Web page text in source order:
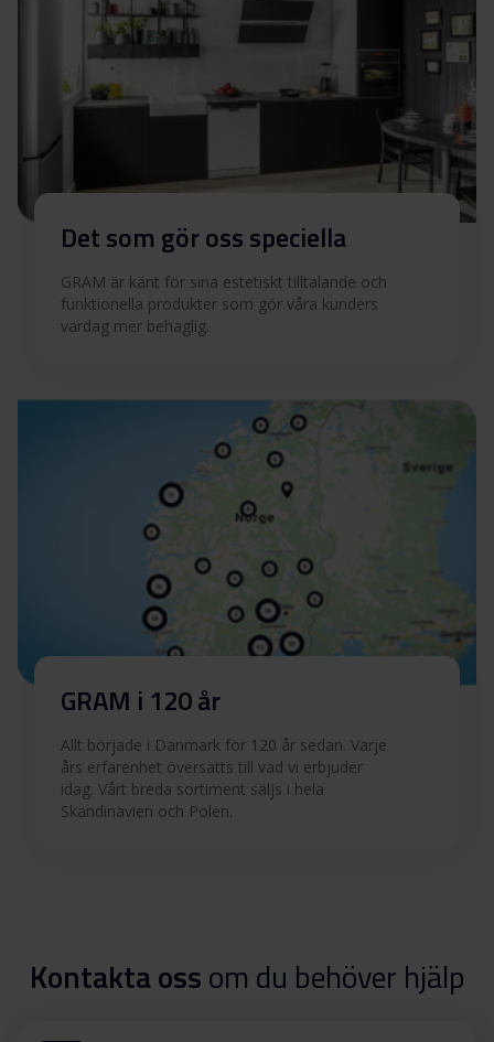
Det som gör oss speciella
GRAM är känt för sina estetiskt tilltalande och
funktionella produkter som gör våra kunders
vardag mer behaglig.
GRAM i 120 år
Allt började i Danmark för 120 år sedan. Varje
års erfarenhet översätts till vad vi erbjuder
idag. Vårt breda sortiment säljs i hela
Skandinavien och Polen.
Kontakta ossom du behöver hjälp